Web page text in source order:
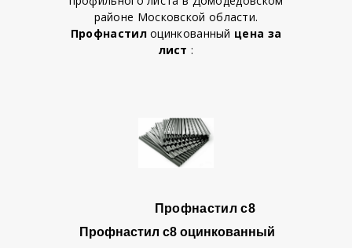
районе Московской области.
Профнастилоцинкованный цена за
лист:
Профнастил с8
Профнастил с8 оцинкованный